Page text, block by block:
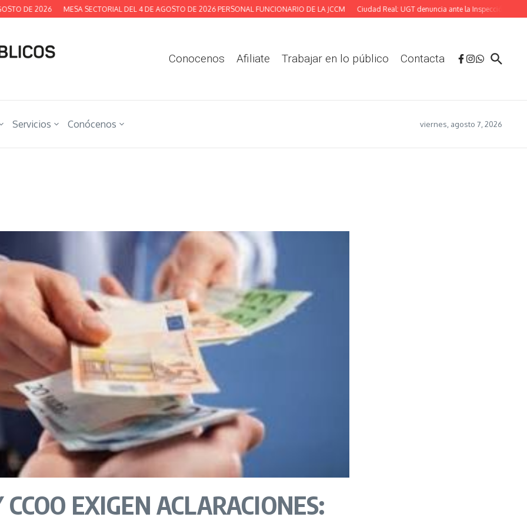
DE 2026 MESA SECTORIAL DEL 4 DE AGOSTO DE 2026 PERSONAL FUNCIONARIO DE LA JCCM Ciudad Real: UGT denuncia ante la Inspección las
Conocenos Afiliate Trabajar en lo público Contacta
Servicios Conócenos viernes, agosto 7, 2026
EXIGEN ACLARACIONES: